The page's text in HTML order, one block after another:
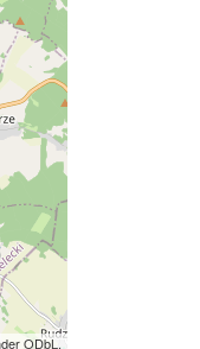
ODbL.